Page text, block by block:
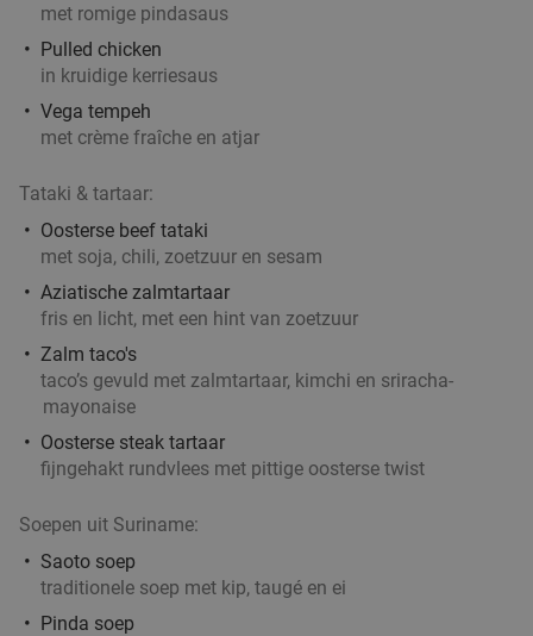
met romige pindasaus
Pulled chicken
in kruidige kerriesaus
Vega tempeh
met crème fraîche en atjar
Tataki & tartaar:
Oosterse beef tataki
met soja, chili, zoetzuur en sesam
Aziatische zalmtartaar
fris en licht, met een hint van zoetzuur
Zalm taco's
taco’s gevuld met zalmtartaar, kimchi en sriracha-
mayonaise
Oosterse steak tartaar
fijngehakt rundvlees met pittige oosterse twist
Soepen uit Suriname:
Saoto soep
traditionele soep met kip, taugé en ei
Pinda soep